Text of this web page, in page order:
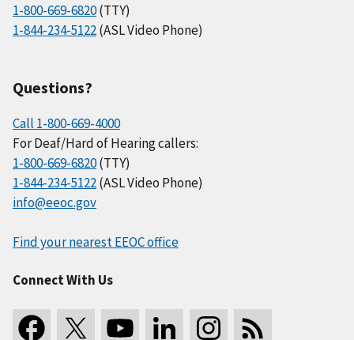
1-800-669-6820(TTY)
1-844-234-5122(ASL Video Phone)
Questions?
Call 1-800-669-4000
For Deaf/Hard of Hearing callers:
1-800-669-6820(TTY)
1-844-234-5122(ASL Video Phone)
info@eeoc.gov
Find your nearest EEOC office
Connect With Us